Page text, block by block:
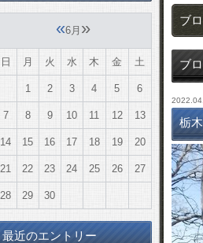
ブ
ブ
栃
«6月 »
日 月 火 水 木 金 土
1 2 3 4 5 6
7 8 9 10 11 12 13
14 15 16 17 18 19 20
21 22 23 24 25 26 27
28 29 30
最近のエントリー